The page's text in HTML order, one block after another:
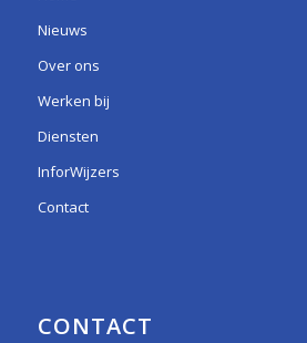
Nieuws
Over ons
Werken bij
Diensten
InforWijzers
Contact
CONTACT